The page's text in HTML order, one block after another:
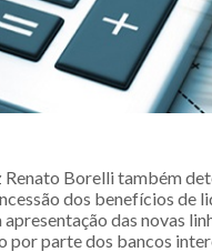
Renato Borelli também
dos benefícios de
das novas
parte dos bancos